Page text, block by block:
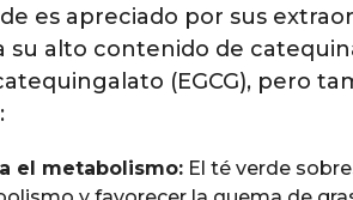
es apreciado por sus
su alto contenido de
(EGCG), pero
el metabolismo: El té verde